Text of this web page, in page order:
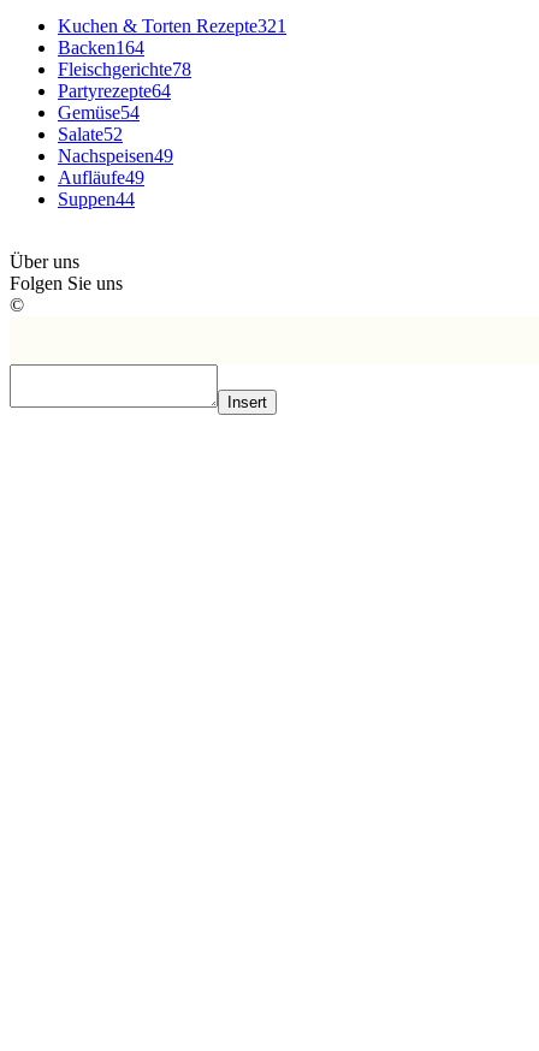
Kuchen & Torten Rezepte321
Backen164
Fleischgerichte78
Partyrezepte64
Gemüse54
Salate52
Nachspeisen49
Aufläufe49
Suppen44
Über uns
Folgen Sie uns
©
Insert